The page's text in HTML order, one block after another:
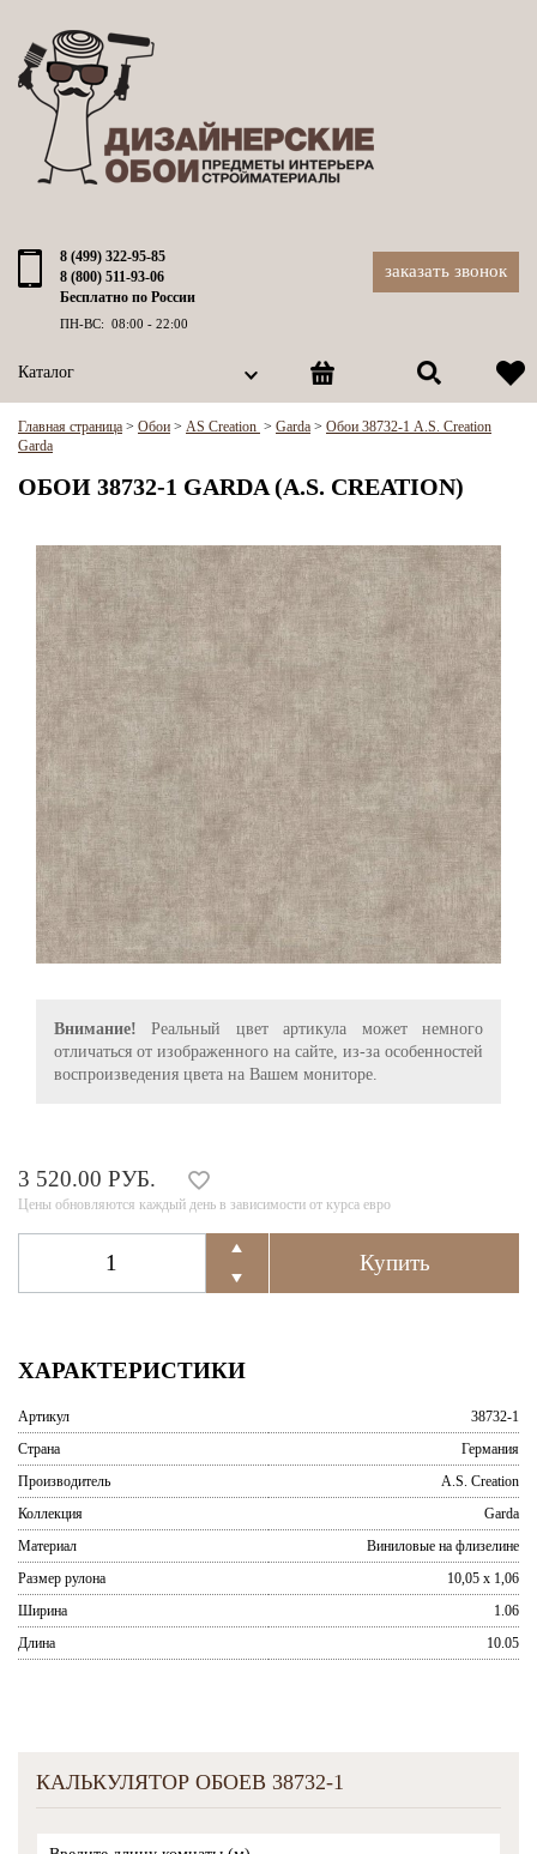
8 (499) 322-95-85
8 (800) 511-93-06
Бесплатно по России
ПН-ВС: 08:00 - 22:00
заказать звонок
Каталог
Главная страница > Обои > AS Creation > Garda > Обои 38732-1 A.S. Creation
Garda
ОБОИ 38732-1 GARDA (A.S. CREATION)
Внимание! Реальный цвет артикула может немного
отличаться от изображенного на сайте, из-за особенностей
воспроизведения цвета на Вашем мониторе.
3 520.00 РУБ.
Цены обновляются каждый день в зависимости от курса евро
ХАРАКТЕРИСТИКИ
Артикул
38732-1
Страна
Германия
Производитель
A.S. Creation
Коллекция
Garda
Материал
Виниловые на флизелине
Размер рулона
10,05 x 1,06
Ширина
1.06
Длина
10.05
КАЛЬКУЛЯТОР ОБОЕВ 38732-1